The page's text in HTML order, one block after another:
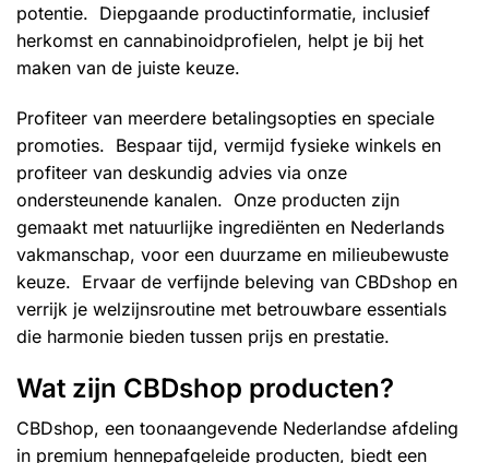
potentie. Diepgaande productinformatie, inclusief
herkomst en cannabinoidprofielen, helpt je bij het
maken van de juiste keuze.
Profiteer van meerdere betalingsopties en speciale
promoties. Bespaar tijd, vermijd fysieke winkels en
profiteer van deskundig advies via onze
ondersteunende kanalen. Onze producten zijn
gemaakt met natuurlijke ingrediënten en Nederlands
vakmanschap, voor een duurzame en milieubewuste
keuze. Ervaar de verfijnde beleving van CBDshop en
verrijk je welzijnsroutine met betrouwbare essentials
die harmonie bieden tussen prijs en prestatie.
Wat zijn CBDshop producten?
CBDshop, een toonaangevende Nederlandse afdeling
in premium hennepafgeleide producten, biedt een